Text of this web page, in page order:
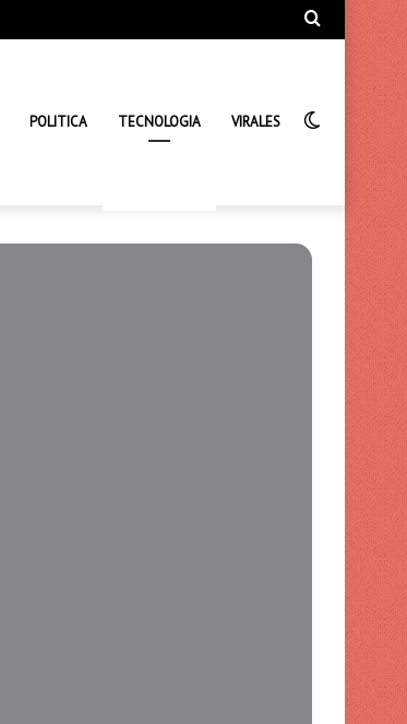
Búsqueda
POLITICA TECNOLOGIA VIRALES